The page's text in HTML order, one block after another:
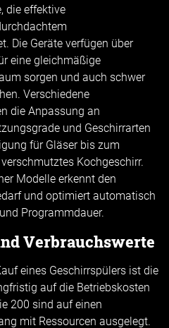
die effektive
Die Geräte verfügen über
eine gleichmäßige
sorgen und auch schwer
Verschiedene
die Anpassung an
und Geschirrarten
für Gläser bis zum
Kochgeschirr.
Modelle erkennt den
und optimiert automatisch
Programmdauer.
Verbrauchswerte
eines Geschirrspülers ist die
auf die Betriebskosten
200 sind auf einen
mit Ressourcen ausgelegt.